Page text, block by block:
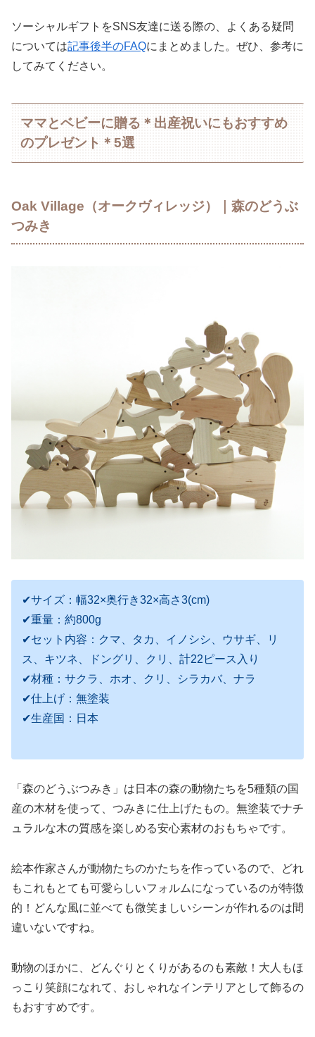
ソーシャルギフトをSNS友達に送る際の、よくある疑問
については記事後半のFAQにまとめました。ぜひ、参考に
してみてください。
ママとベビーに贈る＊出産祝いにもおすすめ
のプレゼント＊5選
Oak Village（オークヴィレッジ）｜森のどうぶ
つみき
✔サイズ：幅32×奥行き32×高さ3(cm)
✔重量：約800g
✔セット内容：クマ、タカ、イノシシ、ウサギ、リ
ス、キツネ、ドングリ、クリ、計22ピース入り
✔材種：サクラ、ホオ、クリ、シラカバ、ナラ
✔仕上げ：無塗装
✔生産国：日本
「森のどうぶつみき」は日本の森の動物たちを5種類の国
産の木材を使って、つみきに仕上げたもの。無塗装でナチ
ュラルな木の質感を楽しめる安心素材のおもちゃです。
絵本作家さんが動物たちのかたちを作っているので、どれ
もこれもとても可愛らしいフォルムになっているのが特徴
的！どんな風に並べても微笑ましいシーンが作れるのは間
違いないですね。
動物のほかに、どんぐりとくりがあるのも素敵！大人もほ
っこり笑顔になれて、おしゃれなインテリアとして飾るの
もおすすめです。